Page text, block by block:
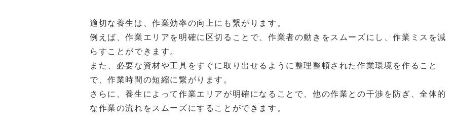
適切な養生は、作業効率の向上にも繋がります。
例えば、作業エリアを明確に区切ることで、作業者の動きをスムーズにし、作業ミスを減
らすことができます。
また、必要な資材や工具をすぐに取り出せるように整理整頓された作業環境を作ること
で、作業時間の短縮に繋がります。
さらに、養生によって作業エリアが明確になることで、他の作業との干渉を防ぎ、全体的
な作業の流れをスムーズにすることができます。